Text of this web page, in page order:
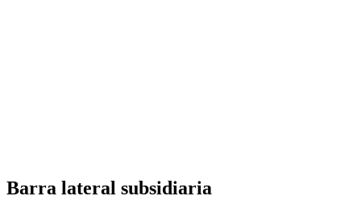
Barra lateral subsidiaria